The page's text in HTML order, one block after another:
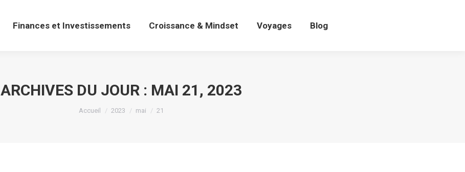
Finances et Investissements Croissance & Mindset Voyages Blog
ARCHIVES DU JOUR : MAI 21, 2023
Vous êtes ici :
Accueil 2023 mai 21